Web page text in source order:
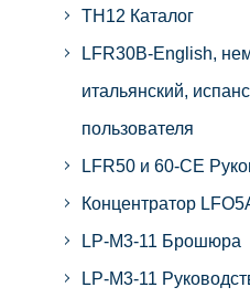
TH12 Каталог
LFR30B-English,
итальянский,
пользователя
LFR50 и 60-CE
Концентратор
LP-M3-11 Брошюра
LP-M3-11